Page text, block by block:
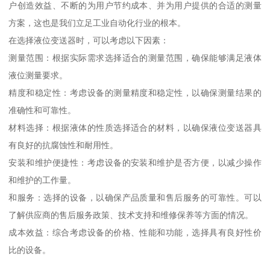
户创造效益、不断的为用户节约成本、并为用户提供的合适的测量
方案，这也是我们立足工业自动化行业的根本。
在选择液位变送器时，可以考虑以下因素：
测量范围：根据实际需求选择适合的测量范围，确保能够满足液体
液位测量要求。
精度和稳定性：考虑设备的测量精度和稳定性，以确保测量结果的
准确性和可靠性。
材料选择：根据液体的性质选择适合的材料，以确保液位变送器具
有良好的抗腐蚀性和耐用性。
安装和维护便捷性：考虑设备的安装和维护是否方便，以减少操作
和维护的工作量。
和服务：选择的设备，以确保产品质量和售后服务的可靠性。可以
了解供应商的售后服务政策、技术支持和维修保养等方面的情况。
成本效益：综合考虑设备的价格、性能和功能，选择具有良好性价
比的设备。